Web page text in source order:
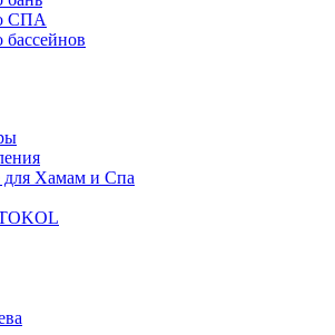
СПА
бассейнов
для Хамам и Спа